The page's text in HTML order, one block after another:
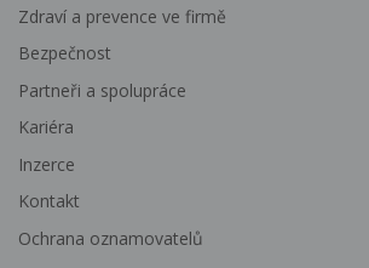
Zdraví a prevence ve firmě
Bezpečnost
Partneři a spolupráce
Kariéra
Inzerce
Kontakt
Ochrana oznamovatelů